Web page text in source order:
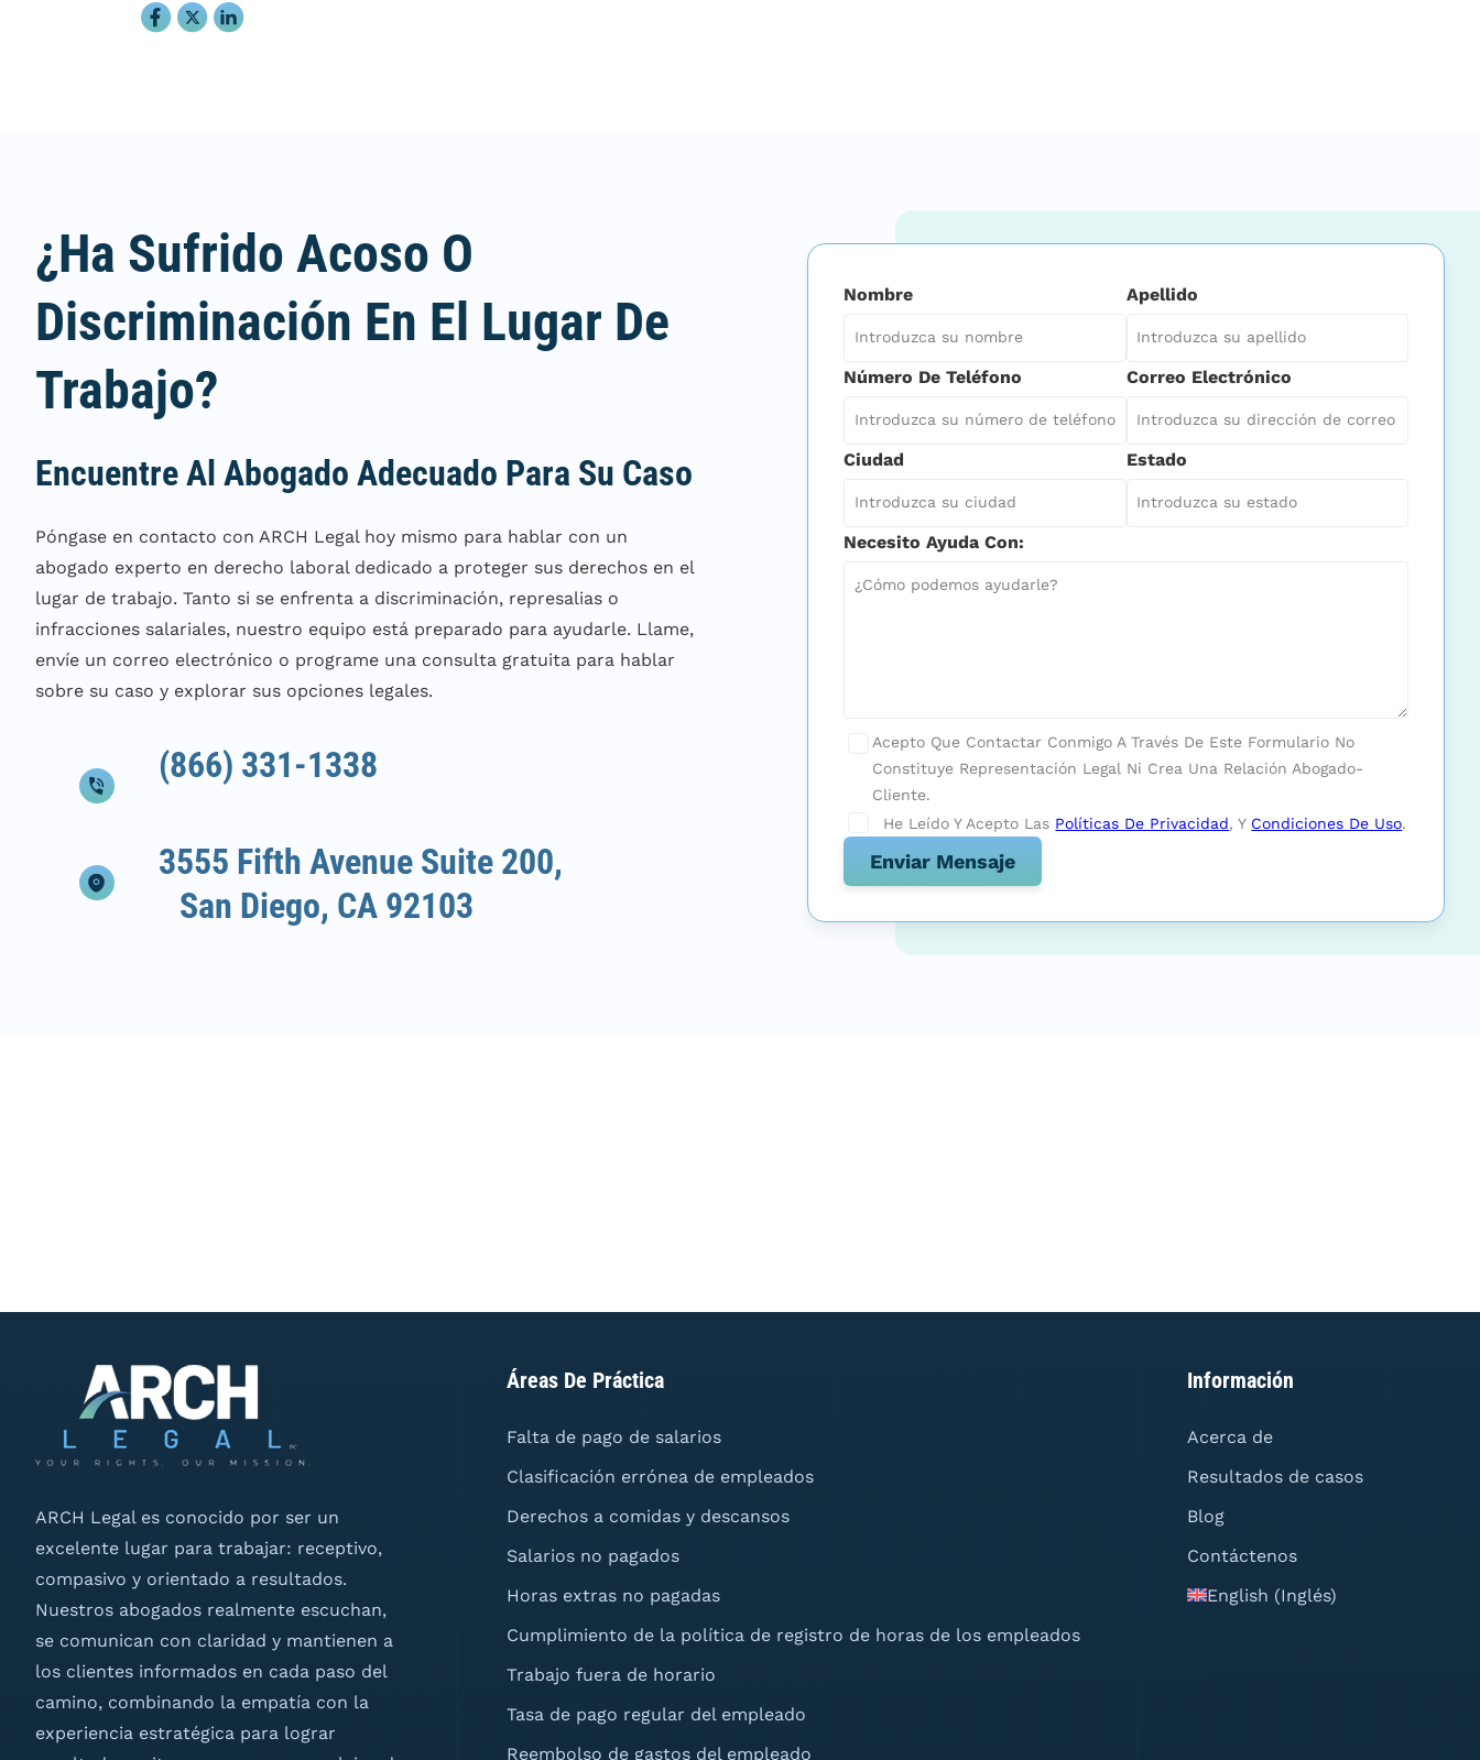
¿Ha Sufrido Acoso O
Discriminación En El Lugar De
Trabajo?
Encuentre Al Abogado Adecuado Para Su Caso
Póngase en contacto con ARCH Legal hoy mismo para hablar con un
abogado experto en derecho laboral dedicado a proteger sus derechos en el
lugar de trabajo. Tanto si se enfrenta a discriminación, represalias o
infracciones salariales, nuestro equipo está preparado para ayudarle. Llame,
envíe un correo electrónico o programe una consulta gratuita para hablar
sobre su caso y explorar sus opciones legales.
(866) 331-1338
3555 Fifth Avenue Suite 200,
San Diego, CA 92103
Nombre Apellido
Número De Teléfono Correo Electrónico
Ciudad Estado
Necesito Ayuda Con:
Acepto Que Contactar Conmigo A Través De Este Formulario No
Constituye Representación Legal Ni Crea Una Relación Abogado-
Cliente.
He Leído Y Acepto Las Políticas De Privacidad, Y Condiciones De Uso.
ARCH Legal es conocido por ser un
excelente lugar para trabajar: receptivo,
compasivo y orientado a resultados.
Nuestros abogados realmente escuchan,
se comunican con claridad y mantienen a
los clientes informados en cada paso del
camino, combinando la empatía con la
experiencia estratégica para lograr
Áreas De Práctica
Falta de pago de salarios
Clasificación errónea de empleados
Derechos a comidas y descansos
Salarios no pagados
Horas extras no pagadas
Cumplimiento de la política de registro de horas de los empleados
Trabajo fuera de horario
Tasa de pago regular del empleado
Reembolso de gastos del empleado
Información
Acerca de
Resultados de casos
Blog
Contáctenos
English (Inglés)